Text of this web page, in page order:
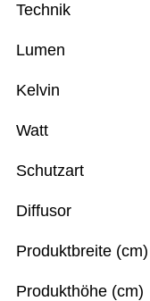
Technik
Lumen
Kelvin
Watt
Schutzart
Diffusor
Produktbreite (cm)
Produkthöhe (cm)